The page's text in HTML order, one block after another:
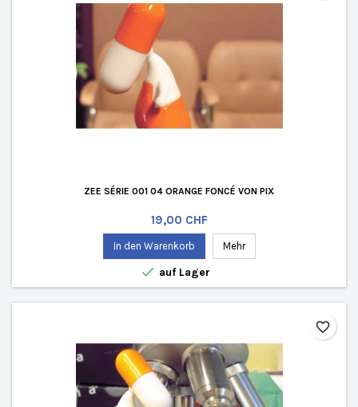
ZEE SÉRIE 001 04 ORANGE FONCÉ VON PIX
Preis
19,00 CHF
In den Warenkorb Mehr
 auf Lager
favorite_border